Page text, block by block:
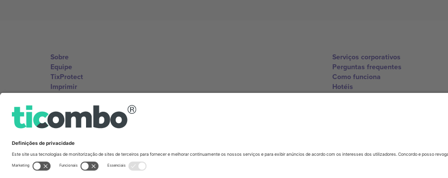
Sobre
Equipe
TixProtect
Imprimir
Termos e Condições
Programa de afiliados
Serviços corporativos
Perguntas frequentes
Como funciona
Hotéis
Central da Copa do Mundo